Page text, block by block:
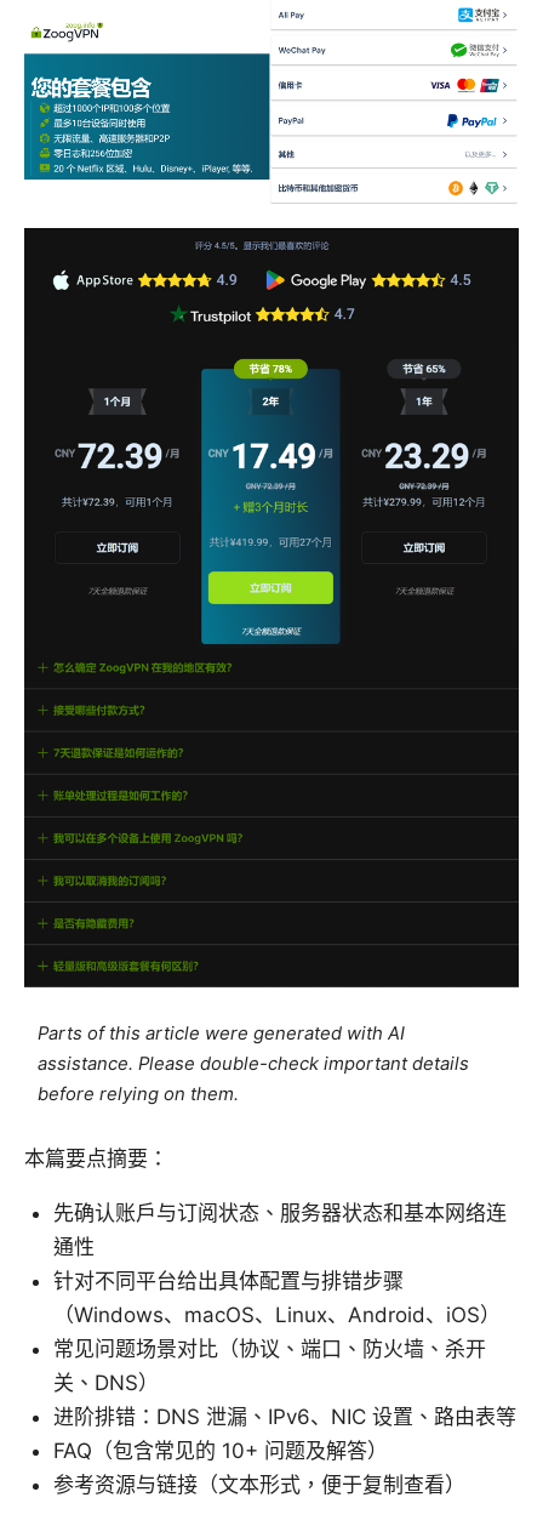
Parts of this article were generated with AI
assistance. Please double-check important details
before relying on them.
本篇要点摘要：
先确认账户与订阅状态、服务器状态和基本网络连
通性
针对不同平台给出具体配置与排错步骤
（Windows、macOS、Linux、Android、iOS）
常见问题场景对比（协议、端口、防火墙、杀开
关、DNS）
进阶排错：DNS 泄漏、IPv6、NIC 设置、路由表等
FAQ（包含常见的 10+ 问题及解答）
参考资源与链接（文本形式，便于复制查看）